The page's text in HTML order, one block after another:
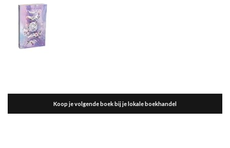
Koop je volgende boek bij je lokale boekhandel